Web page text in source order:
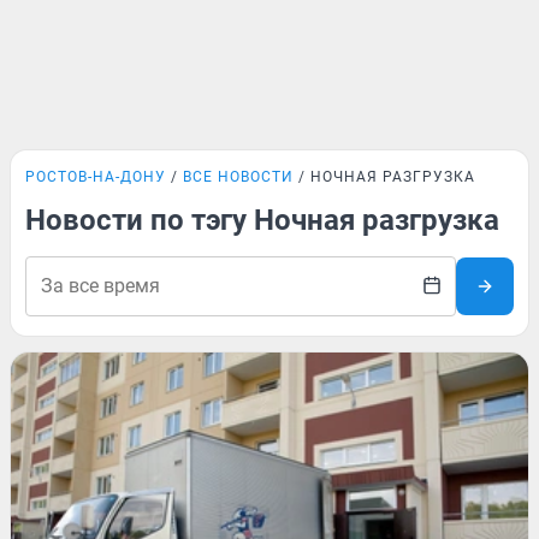
РОСТОВ-НА-ДОНУ ВСЕ НОВОСТИ НОЧНАЯ РАЗГРУЗКА
Новости по тэгу Ночная разгрузка